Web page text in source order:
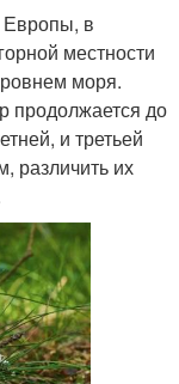
Европы, в
местности
моря.
продолжается до
и третьей
различить их